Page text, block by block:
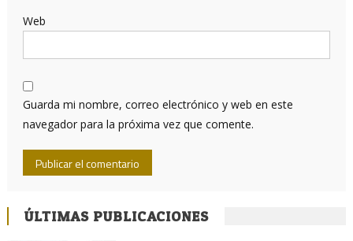
Web
Guarda mi nombre, correo electrónico y web en este
navegador para la próxima vez que comente.
ÚLTIMAS PUBLICACIONES